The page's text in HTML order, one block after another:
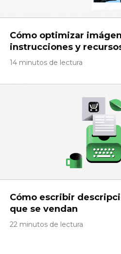
Cómo optimizar
instrucciones y
14 minutos de lectura
Cómo escribir
que se vendan
22 minutos de lectura